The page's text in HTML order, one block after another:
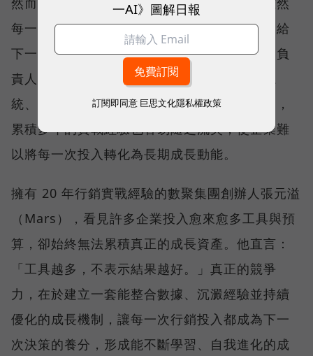
每一棒都努力衝刺，卻常常無法將成果順利交給
下一棒，口碑、廣告與會員經營往往分屬不同負
責人、使用不同平台，不僅數據散落在不同系
統、跨部門協作成本高昂，一旦負責人員異動，
累積多年的實戰經驗也容易隨之流失，使企業難
以將每一次投入轉化為長期成長動能。
擁有 20 年行銷實戰經驗的數聚集團創辦人張元溢
（Mars），看見許多企業投入愈來愈多工具與預
算，卻始終無法累積真正的成長資產。他直言：
「工具越多，不表示結果越好。」真正的競爭
力，在於建立一套能整合數據、沉澱經驗並持續
優化的成長機制，讓每一次行銷投入都成為下一
次決策的養分，形成能不斷學習、自我進化的成
一AI》圖解日報
訂閱即同意 巨思文化隱私權政策